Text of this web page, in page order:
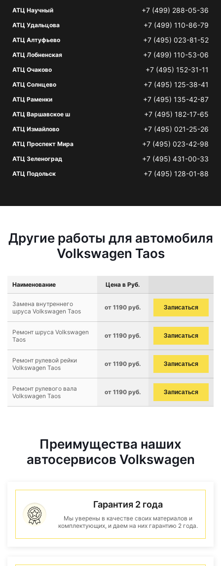
АТЦ Научный +7 (499) 288-05-36
АТЦ Удальцова +7 (499) 110-86-79
АТЦ Алтуфьево +7 (495) 023-81-52
АТЦ Лобненская +7 (499) 110-53-06
АТЦ Очаково +7 (495) 152-31-11
АТЦ Солнцево +7 (495) 125-38-41
АТЦ Раменки +7 (495) 135-42-87
АТЦ Варшавское ш +7 (495) 182-17-65
АТЦ Измайлово +7 (495) 021-25-26
АТЦ Проспект Мира +7 (495) 023-42-98
АТЦ Зеленоград +7 (495) 431-00-33
АТЦ Подольск +7 (495) 128-01-88
Другие работы для автомобиля
Volkswagen Taos
Наименование Цена в Руб.
Замена внутреннего
шруса Volkswagen Taos
от 1190 руб. Записаться
Ремонт шруса Volkswagen
Taos
от 1190 руб. Записаться
Ремонт рулевой рейки
Volkswagen Taos
от 1190 руб. Записаться
Ремонт рулевого вала
Volkswagen Taos
от 1190 руб. Записаться
Преимущества наших
автосервисов Volkswagen
Гарантия 2 года
Мы уверены в качестве своих материалов и
комплектующих, и даем на них гарантию 2 года.